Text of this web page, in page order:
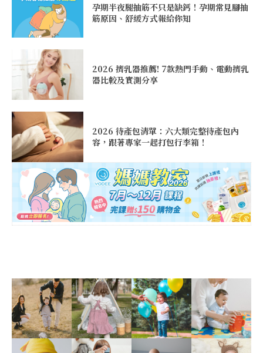
孕期半夜腿抽筋不只是缺鈣！孕期常見腳抽
筋原因、舒緩方式報給你知
2026 擠乳器推薦! 7款熱門手動、電動擠乳
器比較及實測分享
2026 待產包清單：六大類完整待產包內
容，跟著專家一起打包行李箱！